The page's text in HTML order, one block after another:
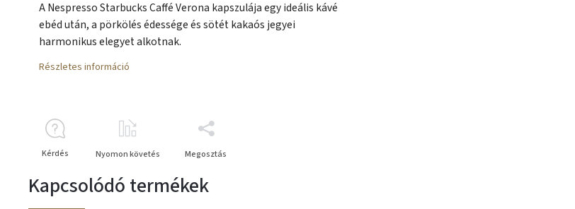
A Nespresso Starbucks Caffé Verona kapszulája egy ideális kávé
ebéd után, a pörkölés édessége és sötét kakaós jegyei
harmonikus elegyet alkotnak.
Részletes információ
Kérdés Nyomon követés Megosztás
Kapcsolódó termékek